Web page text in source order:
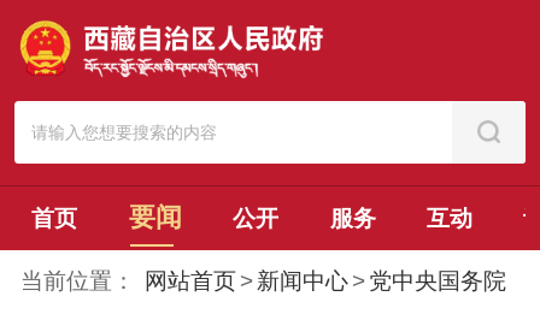
首页 要闻 公开 服务 互动
当前位置： 网站首页 > 新闻中心 > 党中央国务院